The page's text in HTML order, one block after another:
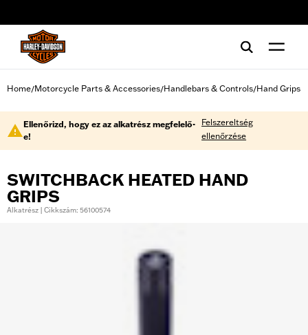
Home/Motorcycle Parts & Accessories/Handlebars & Controls/Hand Grips
Ellenőrizd, hogy ez az alkatrész megfelelő-
e!
Felszereltség
ellenőrzése
SWITCHBACK HEATED HAND
GRIPS
Alkatrész | Cikkszám: 56100574